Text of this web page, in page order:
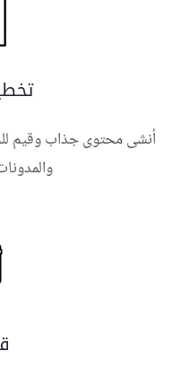
أنشى محتوى جذاب وقيم